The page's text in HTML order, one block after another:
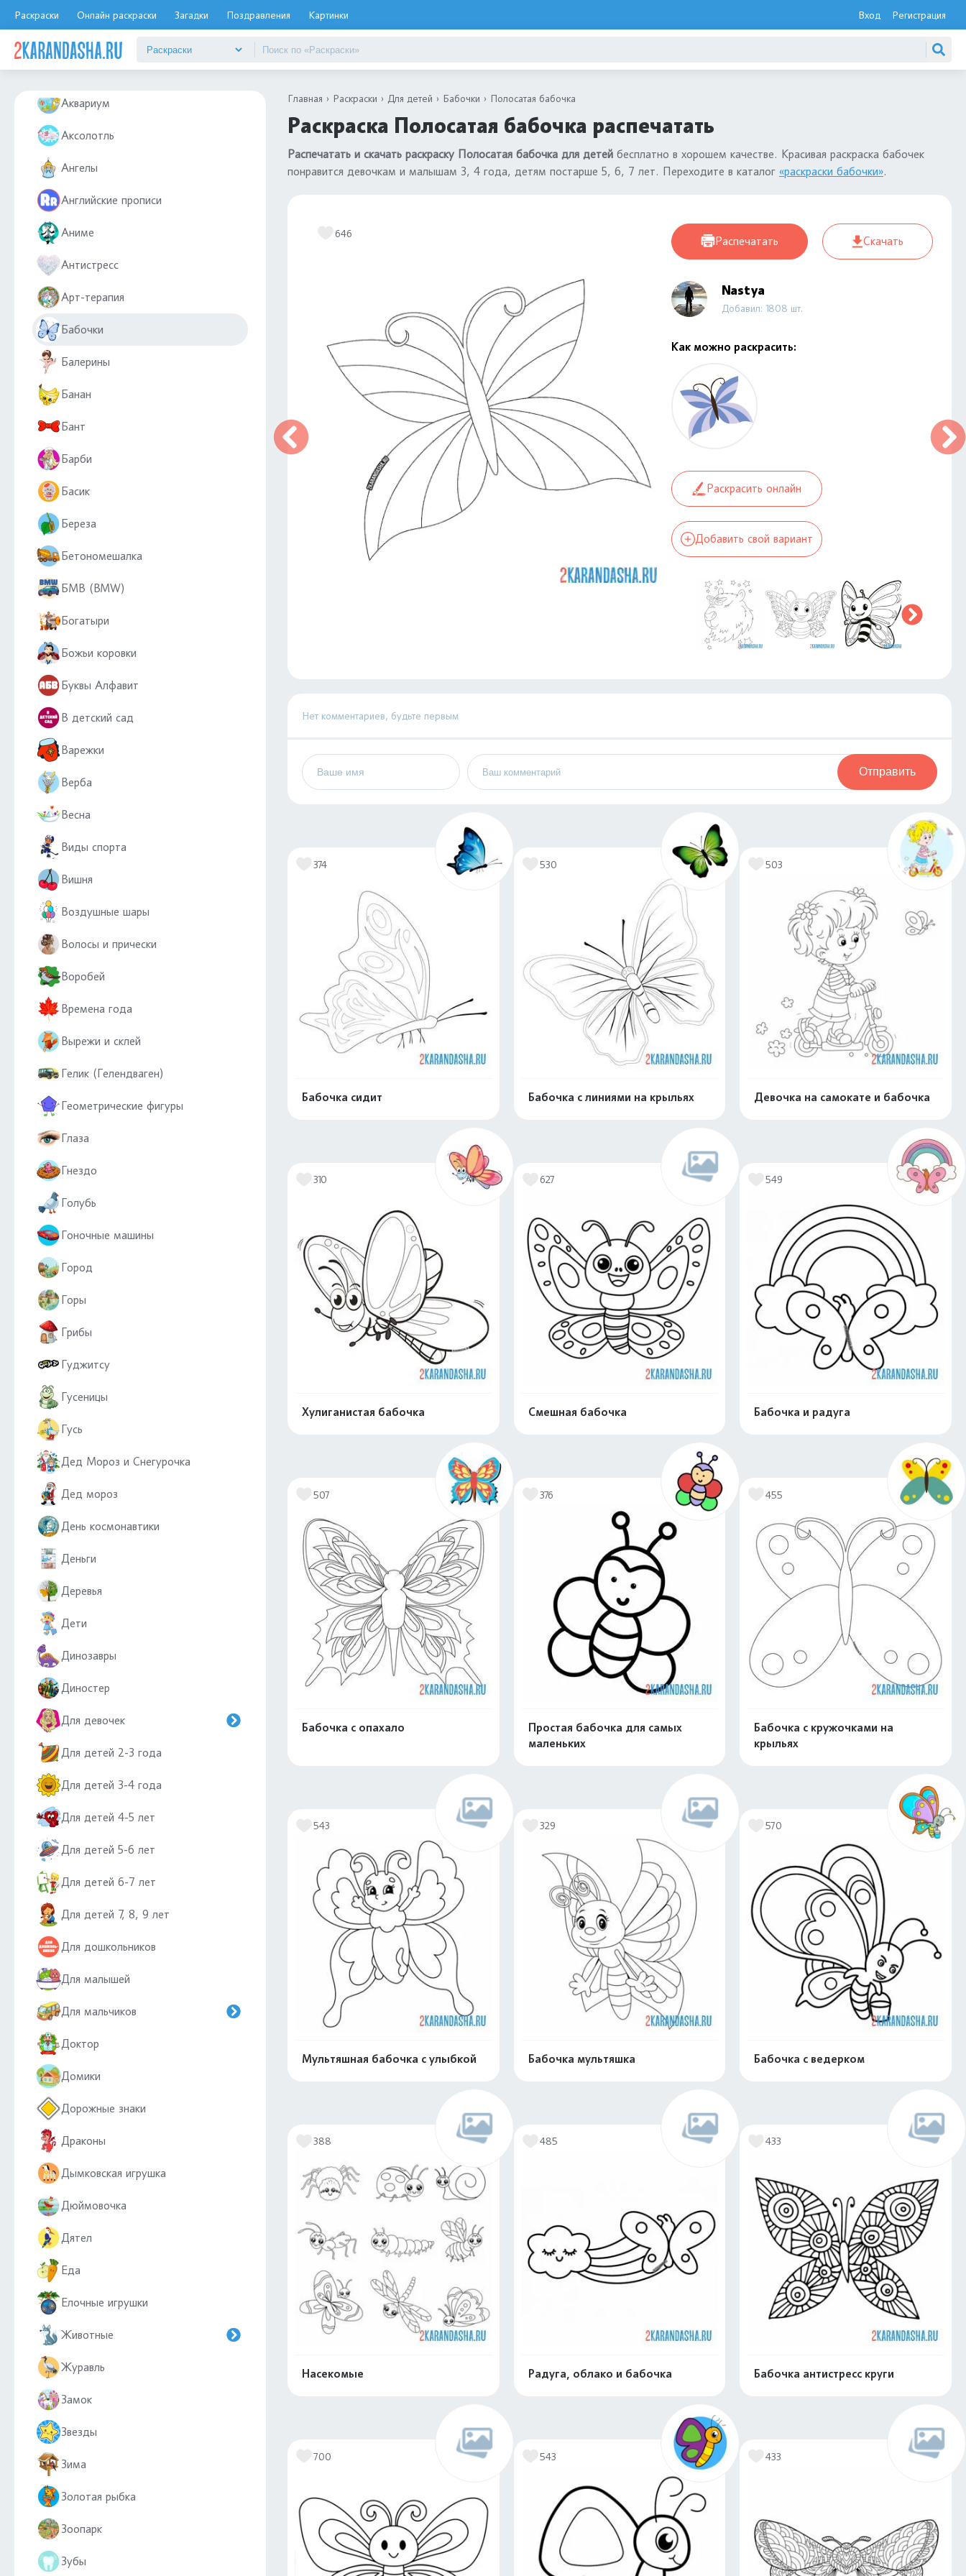
Раскраски Онлайн раскраски Загадки Поздравления Картинки Вход Регистрация
Айфон
Аквариум
Аксолотль
Ангелы
Английские прописи
Аниме
Антистресс
Арт-терапия
Бабочки
Балерины
Банан
Бант
Барби
Басик
Береза
Бетономешалка
БМВ (BMW)
Богатыри
Божьи коровки
Буквы Алфавит
В детский сад
Варежки
Верба
Весна
Виды спорта
Вишня
Воздушные шары
Волосы и прически
Воробей
Времена года
Вырежи и склей
Гелик (Гелендваген)
Геометрические фигуры
Глаза
Гнездо
Голубь
Гоночные машины
Город
Горы
Грибы
Гуджитсу
Гусеницы
Гусь
Дед Мороз и Снегурочка
Дед мороз
День космонавтики
Деньги
Деревья
Дети
Динозавры
Диностер
Для девочек
Для детей 2-3 года
Для детей 3-4 года
Для детей 4-5 лет
Для детей 5-6 лет
Для детей 6-7 лет
Для детей 7, 8, 9 лет
Для дошкольников
Для малышей
Для мальчиков
Доктор
Домики
Дорожные знаки
Драконы
Дымковская игрушка
Дюймовочка
Дятел
Еда
Елочные игрушки
Животные
Журавль
Замок
Звезды
Зима
Золотая рыбка
Зоопарк
Зубы
Главная Раскраски Для детей Бабочки Полосатая бабочка
Раскраска Полосатая бабочка распечатать
Распечатать и скачать раскраску Полосатая бабочка для детей бесплатно в хорошем качестве. Красивая раскраска бабочек
понравится девочкам и малышам 3, 4 года, детям постарше 5, 6, 7 лет. Переходите в каталог «раскраски бабочки».
646
Распечатать Скачать
Nastya
Добавил: 1808 шт.
Как можно раскрасить:
Раскрасить онлайн
Добавить свой вариант
Нет комментариев, будьте первым
Отправить
374
Бабочка сидит
530
Бабочка с линиями на крыльях
503
Девочка на самокате и бабочка
310
Хулиганистая бабочка
Распечатать и скачать
627
Смешная бабочка
549
Бабочка и радуга
Распечатать и скачать
507
Бабочка с опахало
376
Простая бабочка для самых
маленьких
455
Бабочка с кружочками на
крыльях
Распечатать и скачать
543
Мультяшная бабочка с улыбкой
329
Бабочка мультяшка
570
Бабочка с ведерком
388
Насекомые
485
Радуга, облако и бабочка
433
Бабочка антистресс круги
700 543 433